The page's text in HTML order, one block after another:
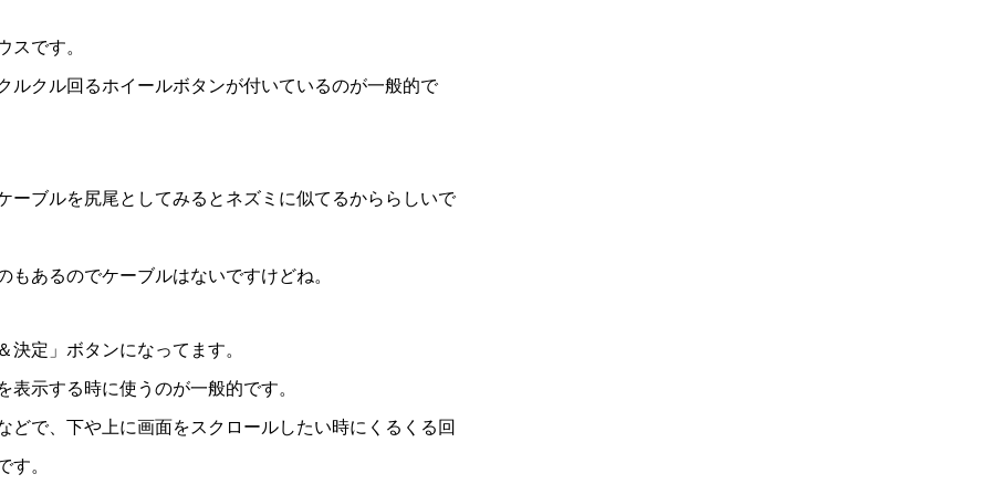
スです。
ルクル回るホイールボタンが付いているのが一般的で
ーブルを尻尾としてみるとネズミに似てるかららしいで
あるのでケーブルはないですけどね。
定」ボタンになってます。
示する時に使うのが一般的です。
どで、下や上に画面をスクロールしたい時にくるくる回
す。